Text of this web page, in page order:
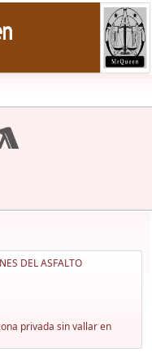
DEL ASFALTO
privada sin vallar en